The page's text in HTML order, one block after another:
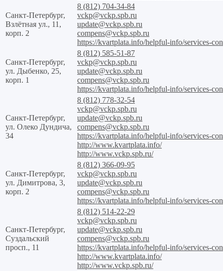
Санкт-Петербург,
Взлётная ул., 11,
корп. 2
8 (812) 704-34-84
vckp@vckp.spb.ru
update@vckp.spb.ru
compens@vckp.spb.ru
https://kvartplata.info/helpful-info/services-
Санкт-Петербург,
ул. Дыбенко, 25,
корп. 1
8 (812) 585-51-87
vckp@vckp.spb.ru
update@vckp.spb.ru
compens@vckp.spb.ru
https://kvartplata.info/helpful-info/services-
Санкт-Петербург,
ул. Олеко Дундича,
34
8 (812) 778-32-54
vckp@vckp.spb.ru
update@vckp.spb.ru
compens@vckp.spb.ru
https://kvartplata.info/helpful-info/services-
http://www.kvartplata.info/
http://www.vckp.spb.ru/
Санкт-Петербург,
ул. Димитрова, 3,
корп. 2
8 (812) 366-09-95
vckp@vckp.spb.ru
update@vckp.spb.ru
compens@vckp.spb.ru
https://kvartplata.info/helpful-info/services-
Санкт-Петербург,
Суздальский
просп., 11
8 (812) 514-22-29
vckp@vckp.spb.ru
update@vckp.spb.ru
compens@vckp.spb.ru
https://kvartplata.info/helpful-info/services-
http://www.kvartplata.info/
http://www.vckp.spb.ru/